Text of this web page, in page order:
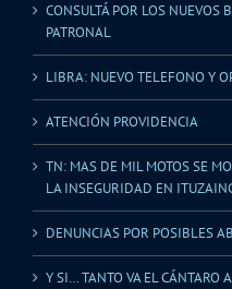
CONSULTÁ POR LOS NUEVOS
PATRONAL
LIBRA: NUEVO TELEFONO Y
ATENCIÓN PROVIDENCIA
TN: MAS DE MIL MOTOS SE
LA INSEGURIDAD EN
DENUNCIAS POR POSIBLES
Y SI… TANTO VA EL CÁNTARO